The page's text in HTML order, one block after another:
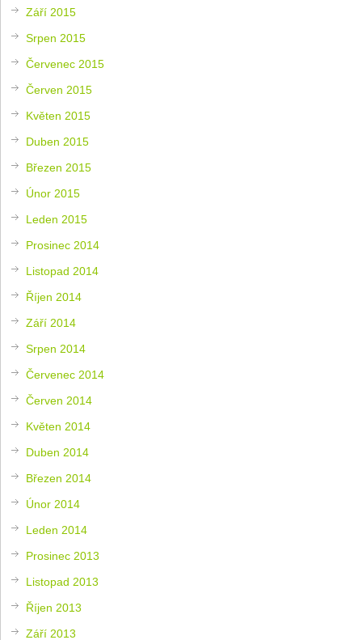
Září 2015
Srpen 2015
Červenec 2015
Červen 2015
Květen 2015
Duben 2015
Březen 2015
Únor 2015
Leden 2015
Prosinec 2014
Listopad 2014
Říjen 2014
Září 2014
Srpen 2014
Červenec 2014
Červen 2014
Květen 2014
Duben 2014
Březen 2014
Únor 2014
Leden 2014
Prosinec 2013
Listopad 2013
Říjen 2013
Září 2013